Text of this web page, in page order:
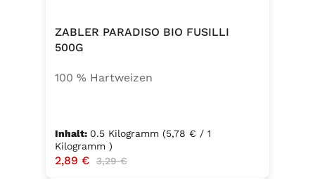
ZABLER PARADISO BIO FUSILLI
500G
100 % Hartweizen
Inhalt: 0.5 Kilogramm (5,78 € / 1
Kilogramm )
Verkaufspreis:
2,89 € Regulärer Preis:
3,29 €